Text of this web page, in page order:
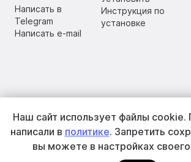
Написать в
Telegram
Написать e-mail
Инструкция по
установке
Наш сайт использует файлы cookie.
написали в политике. Запретить
вы можете в настройках